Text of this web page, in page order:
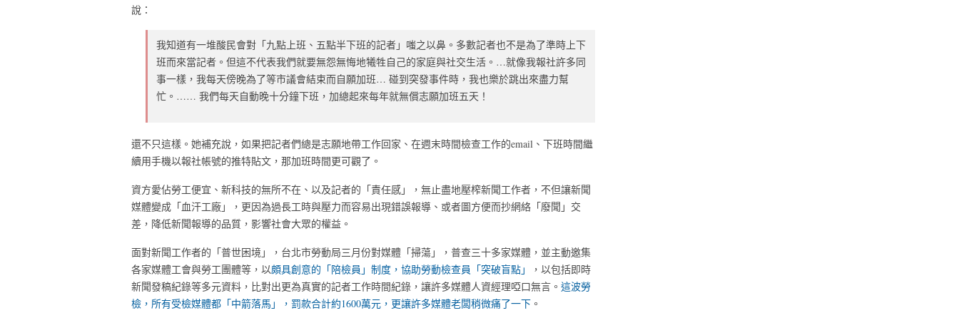
說：
我知道有一堆酸民會對「九點上班、五點半下班的記者」嗤之以鼻。多數記者也不是為了準時上下
班而來當記者。但這不代表我們就要無怨無悔地犧牲自己的家庭與社交生活。…就像我報社許多同
事一樣，我每天傍晚為了等市議會結束而自願加班… 碰到突發事件時，我也樂於跳出來盡力幫
忙。…… 我們每天自動晚十分鐘下班，加總起來每年就無償志願加班五天！
還不只這樣。她補充說，如果把記者們總是志願地帶工作回家、在週末時間檢查工作的email、下班時間繼
續用手機以報社帳號的推特貼文，那加班時間更可觀了。
資方愛佔勞工便宜、新科技的無所不在、以及記者的「責任感」，無止盡地壓榨新聞工作者，不但讓新聞
媒體變成「血汗工廠」，更因為過長工時與壓力而容易出現錯誤報導、或者圖方便而抄網絡「廢聞」交
差，降低新聞報導的品質，影響社會大眾的權益。
面對新聞工作者的「普世困境」，台北市勞動局三月份對媒體「掃蕩」，普查三十多家媒體，並主動邀集
各家媒體工會與勞工團體等，以頗具創意的「陪檢員」制度，協助勞動檢查員「突破盲點」
，以包括即時
新聞發稿紀錄等多元資料，比對出更為真實的記者工作時間紀錄，讓許多媒體人資經理啞口無言。 這波勞
檢，所有受檢媒體都「中箭落馬」，罰款合計約1600萬元，更讓許多媒體老闆稍微痛了一下 。